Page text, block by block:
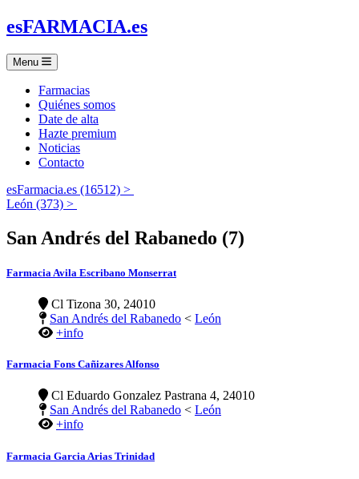
esFARMACIA.es
Menu
Farmacias
Quiénes somos
Date de alta
Hazte premium
Noticias
Contacto
esFarmacia.es (16512) >
León (373) >
San Andrés del Rabanedo (7)
Farmacia Avila Escribano Monserrat
Cl Tizona 30, 24010
San Andrés del Rabanedo < León
+info
Farmacia Fons Cañizares Alfonso
Cl Eduardo Gonzalez Pastrana 4, 24010
San Andrés del Rabanedo < León
+info
Farmacia Garcia Arias Trinidad